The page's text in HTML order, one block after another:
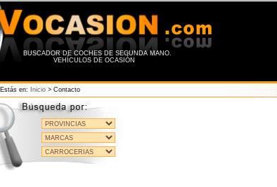
BUSCADOR DE COCHES DE SEGUNDA MANO.
VEHÍCULOS DE OCASIÓN
Estás en: Inicio> Contacto